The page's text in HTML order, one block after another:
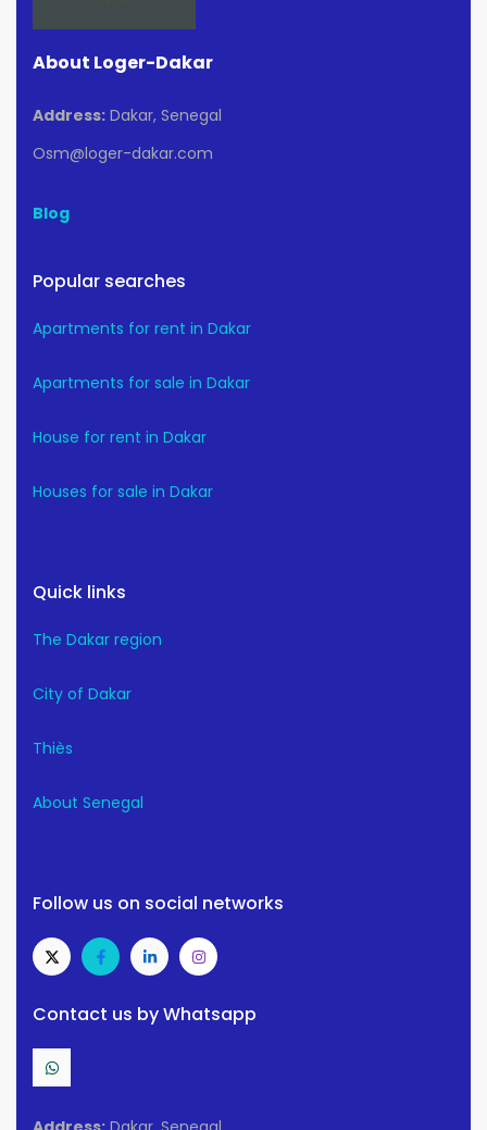
About Loger-Dakar
Address: Dakar, Senegal
Osm@loger-dakar.com
Blog
Popular searches
Apartments for rent in Dakar
Apartments for sale in Dakar
House for rent in Dakar
Houses for sale in Dakar
Quick links
The Dakar region
City of Dakar
Thiès
About Senegal
Follow us on social networks
Contact us by Whatsapp